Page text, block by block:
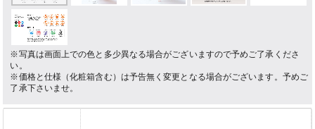
※写真は画面上での色と多少異なる場合がございますので予めご了承くださ
い。
※価格と仕様（化粧箱含む）は予告無く変更となる場合がございます。予めご
了承下さいませ。